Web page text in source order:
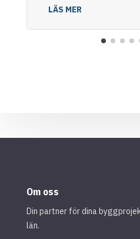
LÄS MER
Om oss
Din partner för dina
län.